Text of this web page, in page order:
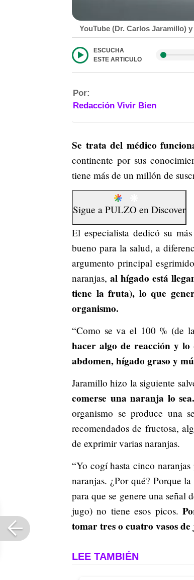
YouTube (Dr. Carlos Jaramillo)
ESCUCHA
ESTE ARTICULO
Por:
Redacción Vivir Bien
Se trata del médico
continente por sus
tiene más de un millón de
Sigue a PULZO en Discover
El especialista dedicó su
bueno para la salud, a
argumento principal
naranjas, al hígado está
tiene la fruta), lo que
organismo.
“Como se va el 100 % (de
hacer algo de reacción y
abdomen, hígado graso y
Jaramillo hizo la siguiente
comerse una naranja lo sea.
organismo se produce una
recomendados de fructosa,
de exprimir varias naranjas.
“Yo cogí hasta cinco
naranjas. ¿Por qué? Porque
para que se genere una señal
jugo) no tiene esos picos.
tomar tres o cuatro vasos
LEE TAMBIÉN